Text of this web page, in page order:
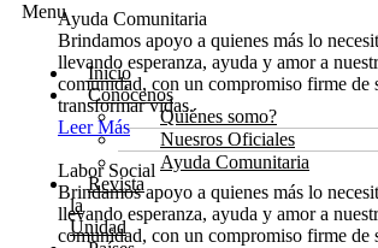
Ayuda Comunitaria
Brindamos apoyo a quienes más lo
llevando esperanza, ayuda y amor a
comunidad, con un compromiso firme de
transformar vidas.
Leer Más
Labor Social
Brindamos apoyo a quienes más lo
llevando esperanza, ayuda y amor a
comunidad, con un compromiso firme de
Menu
Inicio
Conócenos
Quiénes somo?
Nuesros Oficiales
Ayuda Comunitaria
Revista
la
Unidad